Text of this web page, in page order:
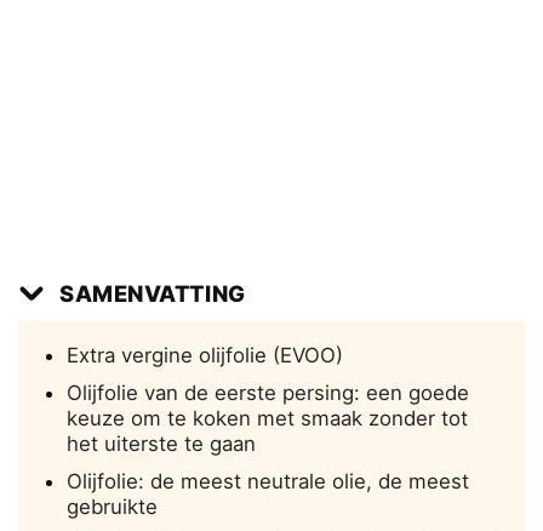
SAMENVATTING
Extra vergine olijfolie (EVOO)
Olijfolie van de eerste persing: een goede
keuze om te koken met smaak zonder tot
het uiterste te gaan
Olijfolie: de meest neutrale olie, de meest
gebruikte